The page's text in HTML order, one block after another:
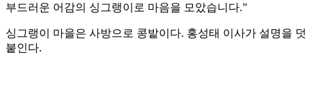
부드러운 어감의 싱그랭이로 마음을 모았습니다.”
싱그랭이 마을은 사방으로 콩밭이다. 홍성태 이사가 설명을 덧
붙인다.